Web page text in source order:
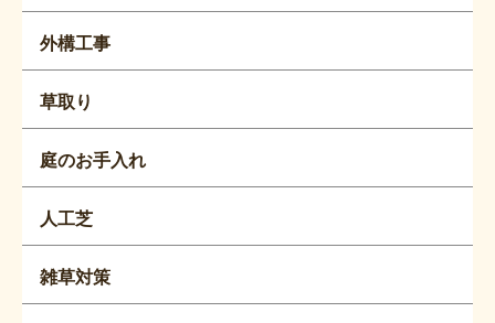
外構工事
草取り
庭のお手入れ
人工芝
雑草対策